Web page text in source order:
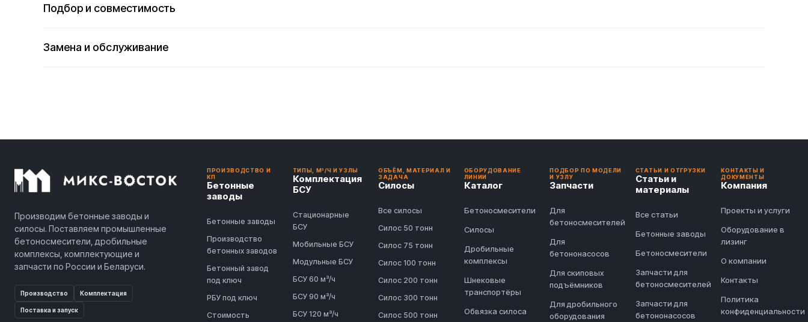
Подбор и совместимость
Замена и обслуживание
Производим бетонные заводы и
силосы. Поставляем промышленные
бетоносмесители, дробильные
комплексы, комплектующие и
запчасти по России и Беларуси.
Производство Комплектация
Поставка и запуск
ПРОИЗВОДСТВО И
КП
Бетонные
заводы
Бетонные заводы
Производство
бетонных заводов
Бетонный завод
под ключ
РБУ под ключ
Стоимость
ТИПЫ, М³/Ч И УЗЛЫ
Комплектация
БСУ
Стационарные
БСУ
Мобильные БСУ
Модульные БСУ
БСУ 60 м³/ч
БСУ 90 м³/ч
БСУ 120 м³/ч
ОБЪЁМ, МАТЕРИАЛ И
ЗАДАЧА
Силосы
Все силосы
Силос 50 тонн
Силос 75 тонн
Силос 100 тонн
Силос 200 тонн
Силос 300 тонн
Силос 500 тонн
ОБОРУДОВАНИЕ
ЛИНИИ
Каталог
Бетоносмесители
Силосы
Дробильные
комплексы
Шнековые
транспортёры
Обвязка силоса
ПОДБОР ПО МОДЕЛИ
И УЗЛУ
Запчасти
Для
бетоносмесителей
Для
бетононасосов
Для скиповых
подъёмников
Для дробильного
оборудования
СТАТЬИ И ОТГРУЗКИ
Статьи и
материалы
Все статьи
Бетонные заводы
Бетоносмесители
Запчасти для
бетоносмесителей
Запчасти для
бетононасосов
КОНТАКТЫ И
ДОКУМЕНТЫ
Компания
Проекты и услуги
Оборудование в
лизинг
О компании
Контакты
Политика
конфиденциальности